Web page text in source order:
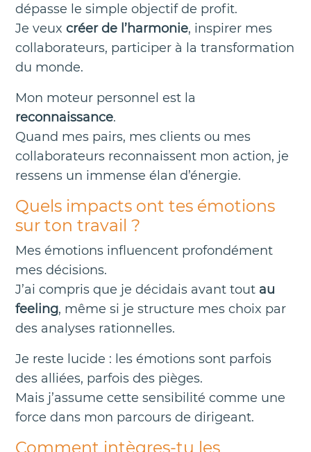
dépasse le simple objectif de profit.
Je veux créer de l’harmonie, inspirer mes
collaborateurs, participer à la transformation
du monde.
Mon moteur personnel est la
reconnaissance.
Quand mes pairs, mes clients ou mes
collaborateurs reconnaissent mon action, je
ressens un immense élan d’énergie.
Quels impacts ont tes émotions
sur ton travail ?
Mes émotions influencent profondément
mes décisions.
J’ai compris que je décidais avant tout au
feeling, même si je structure mes choix par
des analyses rationnelles.
Je reste lucide : les émotions sont parfois
des alliées, parfois des pièges.
Mais j’assume cette sensibilité comme une
force dans mon parcours de dirigeant.
Comment intègres-tu les